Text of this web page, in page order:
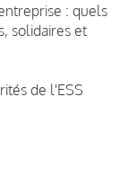
: quels
solidaires et
de l'ESS